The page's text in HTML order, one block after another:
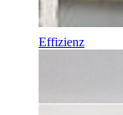
Effizienz